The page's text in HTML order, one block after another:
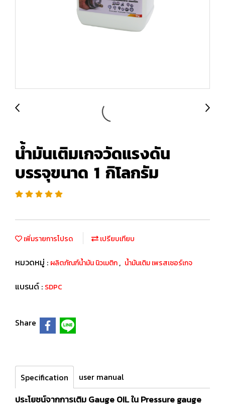
น้ำมันเติมเกจวัดแรงดัน
บรรจุขนาด 1 กิโลกรัม
เพิ่มรายการโปรด เปรียบเทียบ
หมวดหมู่ : ผลิตภัณฑ์น้ำมัน นิวเมติก, น้ำมันเติม เพรสเชอร์เกจ
แบรนด์ : SDPC
Share
Specification user manual
ประโยชน์จากการเติม Gauge OIL ใน Pressure gauge